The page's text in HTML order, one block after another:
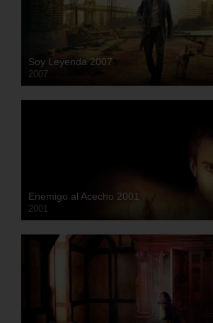
Soy Leyenda 2007
2007
HD
Enemigo al Acecho 2001
2001
HD